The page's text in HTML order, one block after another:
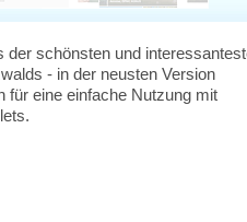
der schönsten und
- in der neusten Version
für eine einfache Nutzung mit